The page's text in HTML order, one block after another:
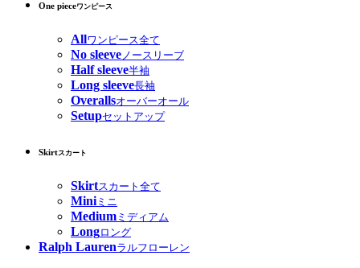
One pieceワンピース
Allワンピース全て
No sleeveノースリーブ
Half sleeve半袖
Long sleeve長袖
Overallsオーバーオール
Setupセットアップ
Skirtスカート
Skirtスカート全て
Miniミニ
Medium ミディアム
Longロング
Ralph Laurenラルフローレン